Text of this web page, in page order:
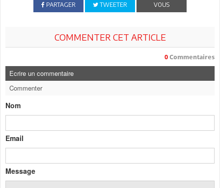
PARTAGER TWEETER
VOUS
COMMENTER CET ARTICLE
0 Commentaires
Ecrire un commentaire
Commenter
Nom
Email
Message